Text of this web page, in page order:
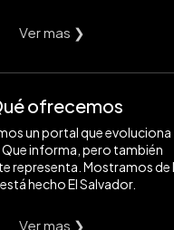
Ver mas ❯
ofrecemos
un portal que evoluciona
informa, pero también
representa. Mostramos de
hecho El Salvador.
Ver mas ❯